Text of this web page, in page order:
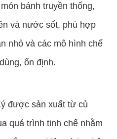
bánh truyền thống,
và nước sốt, phù hợp
nhỏ và các mô hình chế
ổn định.
được sản xuất từ củ
quá trình tinh chế nhằm